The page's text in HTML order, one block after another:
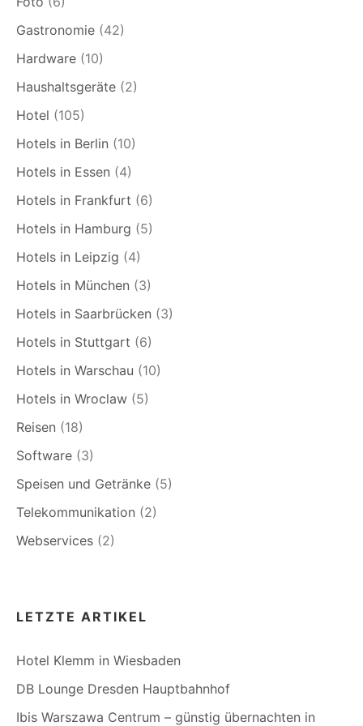
Gastronomie (42)
Hardware (10)
Haushaltsgeräte (2)
Hotel (105)
Hotels in Berlin (10)
Hotels in Essen (4)
Hotels in Frankfurt (6)
Hotels in Hamburg (5)
Hotels in Leipzig (4)
Hotels in München (3)
Hotels in Saarbrücken (3)
Hotels in Stuttgart (6)
Hotels in Warschau (10)
Hotels in Wroclaw (5)
Reisen (18)
Software (3)
Speisen und Getränke (5)
Telekommunikation (2)
Webservices (2)
LETZTE ARTIKEL
Hotel Klemm in Wiesbaden
DB Lounge Dresden Hauptbahnhof
Ibis Warszawa Centrum – günstig übernachten in